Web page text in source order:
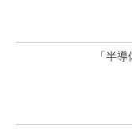
「半